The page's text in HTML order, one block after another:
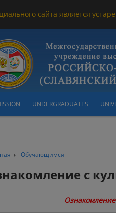
сайта является
UNDERGRADUATES
Обучающимся
с